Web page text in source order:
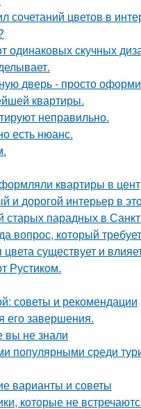
сочетаний цветов в
одинаковых скучных
дверь - просто
квартиры.
неправильно.
есть нюанс.
квартиры в
и дорогой интерьер в
старых парадных в
вопрос, который
существует и
Рустиком.
советы и рекомендации
его завершения.
вы не знали
популярными среди
варианты и советы
которые не